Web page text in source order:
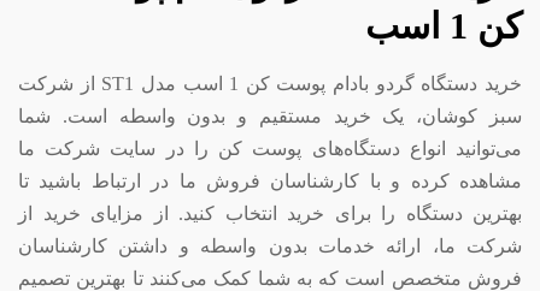
کن 1 اسب
خرید دستگاه گردو بادام پوست کن 1 اسب مدل ST1 از شرکت
سبز کوشان، یک خرید مستقیم و بدون واسطه است. شما
می‌توانید انواع دستگاه‌های پوست کن را در سایت شرکت ما
مشاهده کرده و با کارشناسان فروش ما در ارتباط باشید تا
بهترین دستگاه را برای خرید انتخاب کنید. از مزایای خرید از
شرکت ما، ارائه خدمات بدون واسطه و داشتن کارشناسان
فروش متخصص است که به شما کمک می‌کنند تا بهترین تصمیم